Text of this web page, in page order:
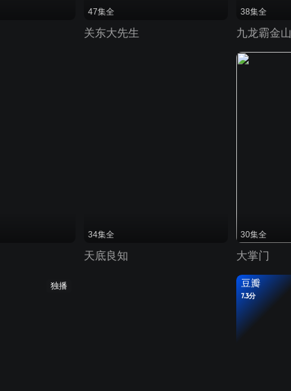
47集全
关东大先生
38集全
九龙霸金山
34集全
天底良知
30集全
大掌门
独播 豆瓣
7.3分